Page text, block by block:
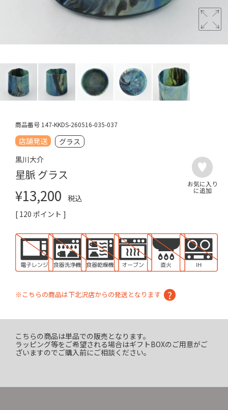
商品番号 147-KKDS-260516-035-037
店舗発送
グラス
黒川大介
星脈 グラス
¥13,200
税込
[ 120 ポイント ]
※こちらの商品は下北沢店からの発送となります
こちらの商品は単品での販売となります。
ラッピング等をご希望される場合はギフトBOXのご用意がご
ざいますのでご購入前にご相談ください。